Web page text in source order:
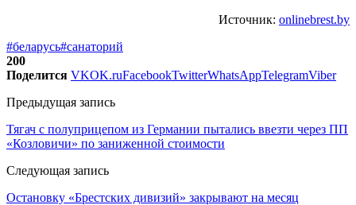
Источник: onlinebrest.by
#беларусь#санаторий
200
Поделится VKOK.ruFacebookTwitterWhatsAppTelegramViber
Предыдущая запись
Тягач с полуприцепом из Германии пытались ввезти через ПП
«Козловичи» по заниженной стоимости
Следующая запись
Остановку «Брестских дивизий» закрывают на месяц